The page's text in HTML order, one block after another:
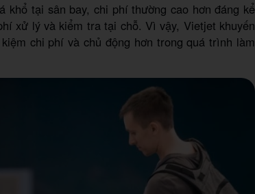
khổ tại sân bay, chi phí thường cao hơn đáng kể
xử lý và kiểm tra tại chỗ. Vì vậy, Vietjet khuyến
chi phí và chủ động hơn trong quá trình làm